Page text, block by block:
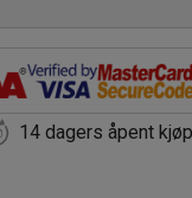
14 dagers åpent kjøp